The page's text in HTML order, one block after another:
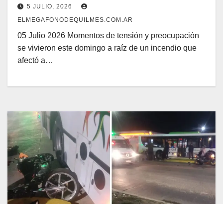
5 JULIO, 2026
ELMEGAFONODEQUILMES.COM.AR
05 Julio 2026 Momentos de tensión y preocupación
se vivieron este domingo a raíz de un incendio que
afectó a…